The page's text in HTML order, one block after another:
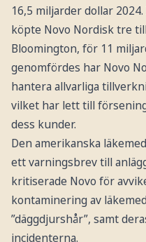
16,5 miljarder dollar
köpte Novo Nordisk tre
Bloomington, för 11
genomfördes har Novo
hantera allvarliga
vilket har lett till
dess kunder.
Den amerikanska
ett varningsbrev till
kritiserade Novo för
kontaminering av
”däggdjurshår”, samt
incidenterna.